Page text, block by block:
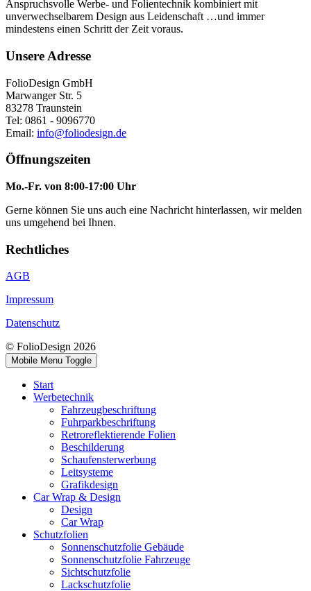
Anspruchsvolle Werbe- und Folientechnik kombiniert mit
unverwechselbarem Design aus Leidenschaft …und immer
mindestens einen Schritt der Zeit voraus.
Unsere Adresse
FolioDesign GmbH
Marwanger Str. 5
83278 Traunstein
Tel: 0861 - 9096770
Email: info@foliodesign.de
Öffnungszeiten
Mo.-Fr. von 8:00-17:00 Uhr
Gerne können Sie uns auch eine Nachricht hinterlassen, wir melden
uns umgehend bei Ihnen.
Rechtliches
AGB
Impressum
Datenschutz
© FolioDesign 2026
Mobile Menu Toggle
Start
Werbetechnik
Fahrzeugbeschriftung
Fuhrparkbeschriftung
Retroreflektierende Folien
Beschilderung
Schaufensterwerbung
Leitsysteme
Grafikdesign
Car Wrap & Design
Design
Car Wrap
Schutzfolien
Sonnenschutzfolie Gebäude
Sonnenschutzfolie Fahrzeuge
Sichtschutzfolie
Lackschutzfolie